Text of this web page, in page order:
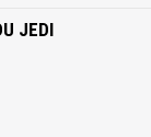
JEDI